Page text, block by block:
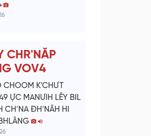
CHR'NĂP
VOV4
CHOOM K’CHƯT
ỰC MANƯIH LÊY BIL
CH’NA ĐH’NĂH HI